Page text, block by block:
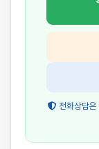
전화상담은